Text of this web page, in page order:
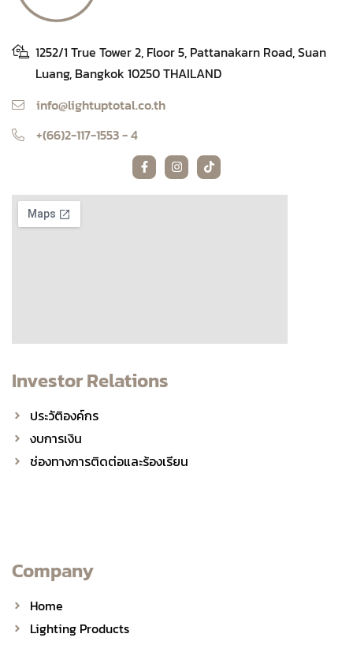
1252/1 True Tower 2, Floor 5, Pattanakarn Road, Suan
Luang, Bangkok 10250 THAILAND
info@lightuptotal.co.th
+(66)2-117-1553 - 4
Investor Relations
ประวัติองค์กร
งบการเงิน
ช่องทางการติดต่อและร้องเรียน
Company
Home
Lighting Products